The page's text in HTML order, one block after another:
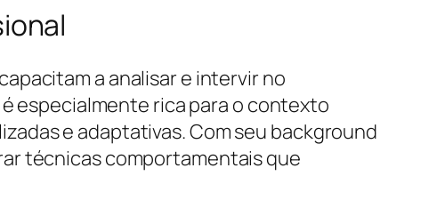
a analisar e intervir no
especialmente rica para o contexto
e adaptativas. Com seu background
técnicas comportamentais que